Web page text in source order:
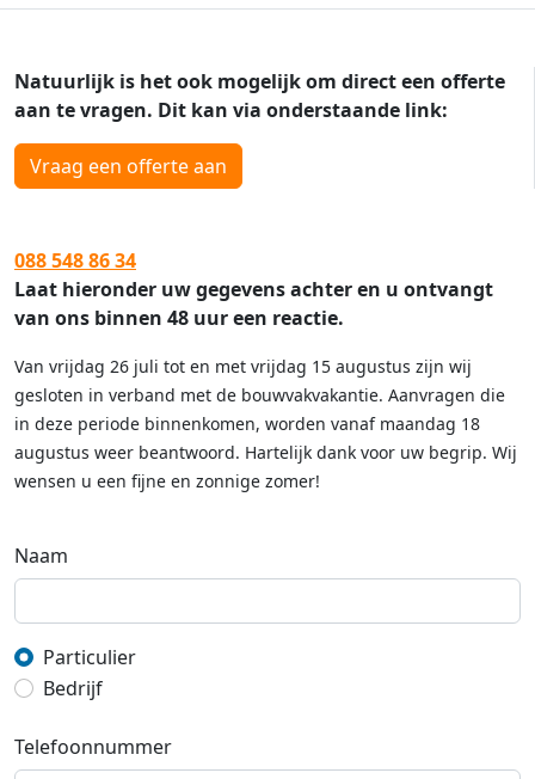
Natuurlijk is het ook mogelijk om direct een offerte
aan te vragen. Dit kan via onderstaande link:
Vraag een offerte aan
088 548 86 34
Laat hieronder uw gegevens achter en u ontvangt
van ons binnen 48 uur een reactie.
Van vrijdag 26 juli tot en met vrijdag 15 augustus zijn wij
gesloten in verband met de bouwvakvakantie. Aanvragen die
in deze periode binnenkomen, worden vanaf maandag 18
augustus weer beantwoord. Hartelijk dank voor uw begrip. Wij
wensen u een fijne en zonnige zomer!
Naam
Particulier
Bedrijf
Telefoonnummer